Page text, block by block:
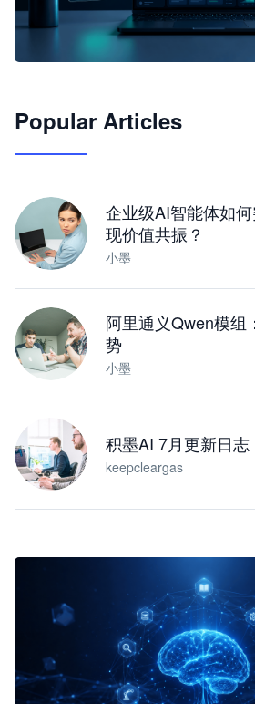
JimoClaw 桌面 AI Agent 工作
Popular Articles
企业级AI智能体如
现价值共振？
小墨
阿里通义Qwen模组
势
小墨
积墨AI 7月更新日志
keepcleargas